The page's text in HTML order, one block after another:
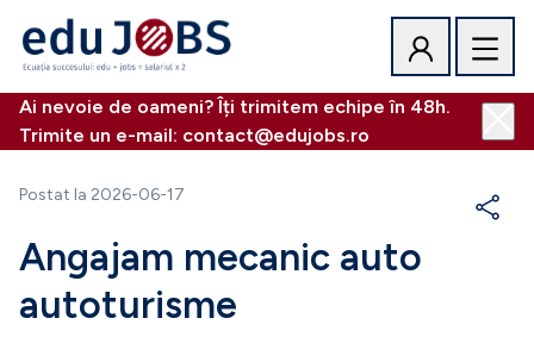
Ai nevoie de oameni? Îți trimitem echipe în 48h.
Trimite un e-mail: contact@edujobs.ro
Postat la 2026-06-17
Angajam mecanic auto
autoturisme